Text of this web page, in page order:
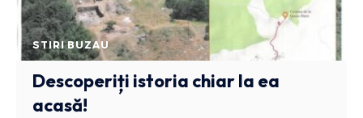
STIRI BUZAU
Descoperiți istoria chiar la ea
acasă!